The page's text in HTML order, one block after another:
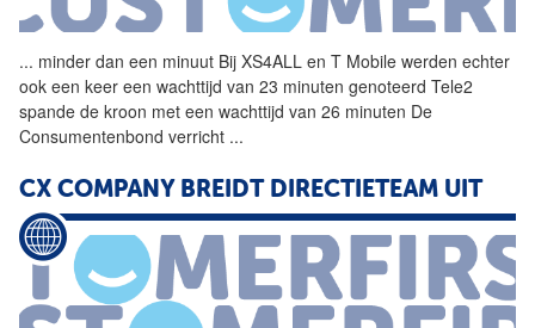
... minder dan een minuut Bij XS4ALL en T Mobile werden echter
ook een keer een wachttijd van 23 minuten genoteerd Tele2
spande de kroon met een wachttijd van 26 minuten De
Consumentenbond verricht ...
CX COMPANY BREIDT DIRECTIETEAM UIT